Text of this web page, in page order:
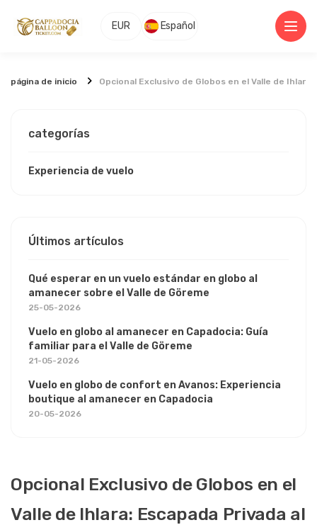
EUR Español
página de inicio Opcional Exclusivo de Globos en el Valle de
Opcional Exclusivo de Globos en el
Valle de Ihlara: Escapada Privada al
categorías
Experiencia de vuelo
Últimos artículos
Qué esperar en un vuelo estándar en globo al
amanecer sobre el Valle de Göreme
25-05-2026
Vuelo en globo al amanecer en Capadocia: Guía
familiar para el Valle de Göreme
21-05-2026
Vuelo en globo de confort en Avanos: Experiencia
boutique al amanecer en Capadocia
20-05-2026